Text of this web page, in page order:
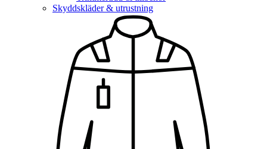
Skyddskläder & utrustning